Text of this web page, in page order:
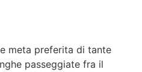
meta preferita di tante
passeggiate fra il